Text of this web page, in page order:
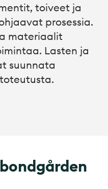
toiveet ja
prosessia.
materiaalit
Lasten ja
suunnata